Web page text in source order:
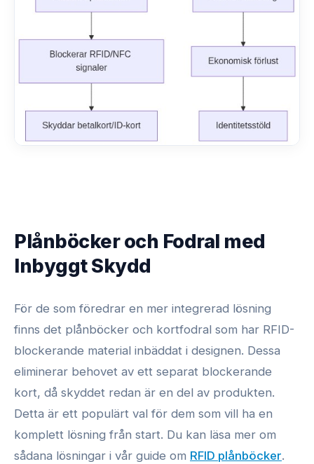
Plånböcker och Fodral med
Inbyggt Skydd
För de som föredrar en mer integrerad lösning
finns det plånböcker och kortfodral som har RFID-
blockerande material inbäddat i designen. Dessa
eliminerar behovet av ett separat blockerande
kort, då skyddet redan är en del av produkten.
Detta är ett populärt val för dem som vill ha en
komplett lösning från start. Du kan läsa mer om
sådana lösningar i vår guide om RFID plånböcker.